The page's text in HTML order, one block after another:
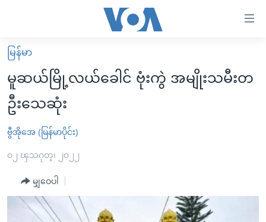
လွယ်ကူ
စေ
သည့်
Link
များ
ပင်မ
မူလစာမျက်နှာ
မြန်မာ
ကမ္ဘာ့သတင်းများ
နိုင်ငံတကာ
အစ္စရေး-ပါလက်စတိုင်း
ဗွီဒီယို
အင်္ဂလိပ်စာလေ့လာမယ်
အမေရိကန်သုံးအီဒီယံ
အပတ်စဉ်ကဏ္ဍများ
မြန်မာ
မူဆယ်မြို့လယ်ခေါင် ဗုံးကွဲ အမျိုးသမီးတ
ဦးသေဆုံး
ဗွီအိုအေ (မြန်မာပိုင်း)
၀၂ ၾသဂုတ္၊ ၂၀၂၂
မျှဝေပါ